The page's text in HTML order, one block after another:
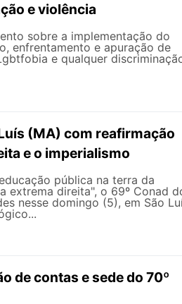
e violência
sobre a implementação do
enfrentamento e apuração de
e qualquer
(MA) com reafirmação
e o imperialismo
pública na terra da
extrema direita", o 69º Conad
nesse domingo (5), em São
de contas e sede do 70º